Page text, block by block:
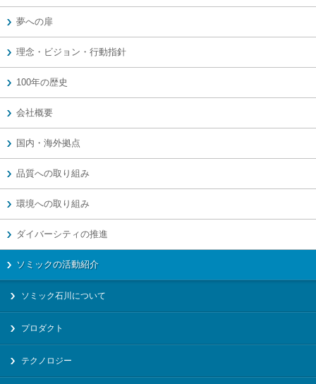
夢への扉
理念・ビジョン・行動指針
100年の歴史
会社概要
国内・海外拠点
品質への取り組み
環境への取り組み
ダイバーシティの推進
ソミックの活動紹介
ソミック石川について
プロダクト
テクノロジー